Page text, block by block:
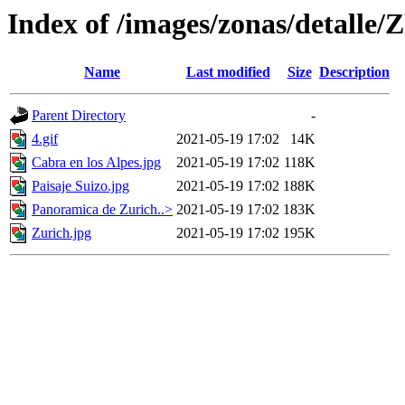
Index of /images/zonas/detalle/
Name Last modified Size Description
Parent Directory
-
4.gif
2021-05-19 17:02
14K
Cabra en los Alpes.jpg
2021-05-19 17:02 118K
Paisaje Suizo.jpg
2021-05-19 17:02 188K
Panoramica de Zurich..> 2021-05-19 17:02 183K
Zurich.jpg
2021-05-19 17:02 195K